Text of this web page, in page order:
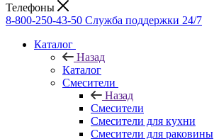
Телефоны
8-800-250-43-50 Служба поддержки 24/7
Каталог
Назад
Каталог
Смесители
Назад
Смесители
Смесители для кухни
Смесители для раковины